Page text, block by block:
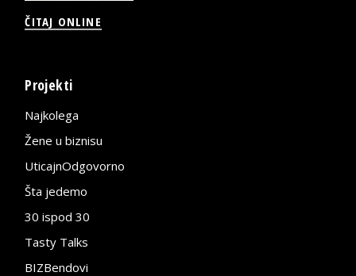
ČITAJ ONLINE
Projekti
Najkolega
Žene u biznisu
UticajnOdgovorno
Šta jedemo
30 ispod 30
Tasty Talks
BIZBendovi